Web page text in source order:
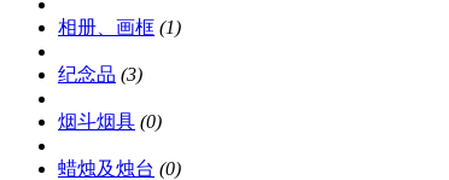
相册、画框 (1)
纪念品 (3)
烟斗烟具 (0)
蜡烛及烛台 (0)